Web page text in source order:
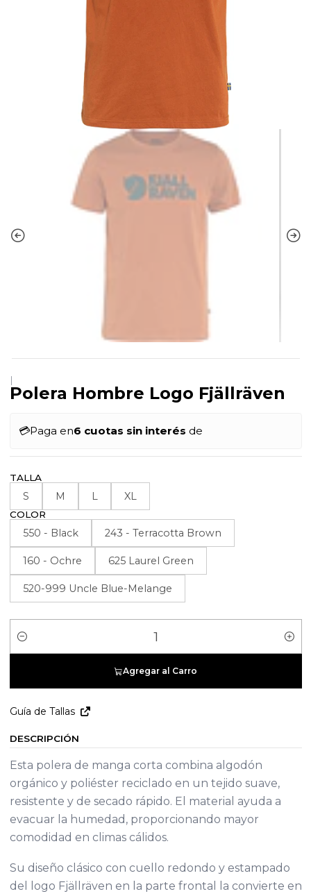
|
Polera Hombre Logo Fjällräven
💳Paga en6 cuotas sin interés de
TALLA
S M L XL
COLOR
550 - Black 243 - Terracotta Brown
160 - Ochre 625 Laurel Green
520-999 Uncle Blue-Melange
Cantidad
Agregar al Carro
Guía de Tallas
DESCRIPCIÓN
Esta polera de manga corta combina algodón
orgánico y poliéster reciclado en un tejido suave,
resistente y de secado rápido. El material ayuda a
evacuar la humedad, proporcionando mayor
comodidad en climas cálidos.
Su diseño clásico con cuello redondo y estampado
del logo Fjällräven en la parte frontal la convierte en